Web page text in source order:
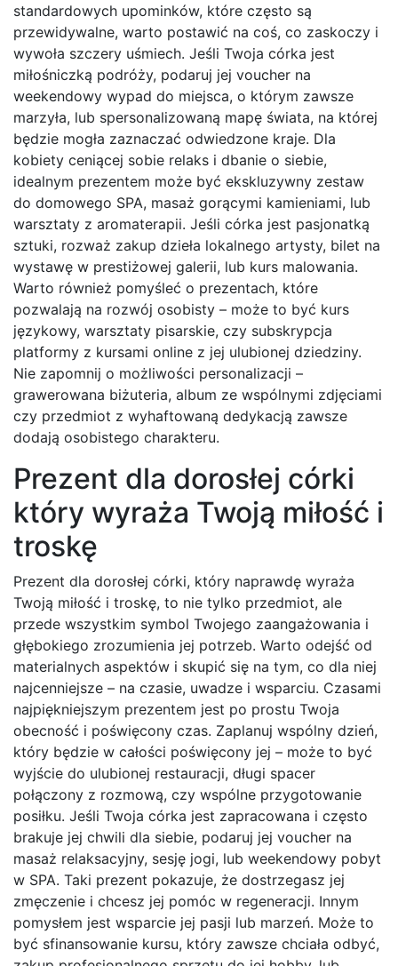
standardowych upominków, które często są
przewidywalne, warto postawić na coś, co zaskoczy i
wywoła szczery uśmiech. Jeśli Twoja córka jest
miłośniczką podróży, podaruj jej voucher na
weekendowy wypad do miejsca, o którym zawsze
marzyła, lub spersonalizowaną mapę świata, na której
będzie mogła zaznaczać odwiedzone kraje. Dla
kobiety ceniącej sobie relaks i dbanie o siebie,
idealnym prezentem może być ekskluzywny zestaw
do domowego SPA, masaż gorącymi kamieniami, lub
warsztaty z aromaterapii. Jeśli córka jest pasjonatką
sztuki, rozważ zakup dzieła lokalnego artysty, bilet na
wystawę w prestiżowej galerii, lub kurs malowania.
Warto również pomyśleć o prezentach, które
pozwalają na rozwój osobisty – może to być kurs
językowy, warsztaty pisarskie, czy subskrypcja
platformy z kursami online z jej ulubionej dziedziny.
Nie zapomnij o możliwości personalizacji –
grawerowana biżuteria, album ze wspólnymi zdjęciami
czy przedmiot z wyhaftowaną dedykacją zawsze
dodają osobistego charakteru.
Prezent dla dorosłej córki
który wyraża Twoją miłość i
troskę
Prezent dla dorosłej córki, który naprawdę wyraża
Twoją miłość i troskę, to nie tylko przedmiot, ale
przede wszystkim symbol Twojego zaangażowania i
głębokiego zrozumienia jej potrzeb. Warto odejść od
materialnych aspektów i skupić się na tym, co dla niej
najcenniejsze – na czasie, uwadze i wsparciu. Czasami
najpiękniejszym prezentem jest po prostu Twoja
obecność i poświęcony czas. Zaplanuj wspólny dzień,
który będzie w całości poświęcony jej – może to być
wyjście do ulubionej restauracji, długi spacer
połączony z rozmową, czy wspólne przygotowanie
posiłku. Jeśli Twoja córka jest zapracowana i często
brakuje jej chwili dla siebie, podaruj jej voucher na
masaż relaksacyjny, sesję jogi, lub weekendowy pobyt
w SPA. Taki prezent pokazuje, że dostrzegasz jej
zmęczenie i chcesz jej pomóc w regeneracji. Innym
pomysłem jest wsparcie jej pasji lub marzeń. Może to
być sfinansowanie kursu, który zawsze chciała odbyć,